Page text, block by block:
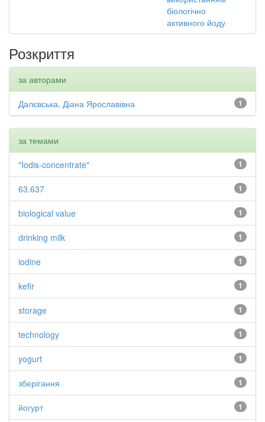
біологічно
активного йоду
Розкриття
за авторами
1
Далєвська, Діана Ярославівна
за темами
1
"Iodis-concentrate"
1
63.637
1
biological value
1
drinking milk
1
iodine
1
kefir
1
storage
1
technology
1
yogurt
1
зберігання
1
йогурт